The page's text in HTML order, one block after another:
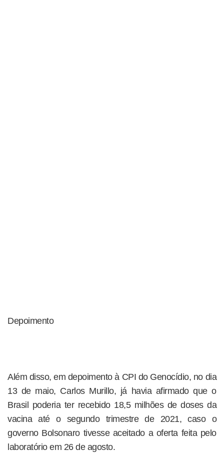
Depoimento
Além disso, em depoimento à CPI do Genocídio, no dia
13 de maio, Carlos Murillo, já havia afirmado que o
Brasil poderia ter recebido 18,5 milhões de doses da
vacina até o segundo trimestre de 2021, caso o
governo Bolsonaro tivesse aceitado a oferta feita pelo
laboratório em 26 de agosto.